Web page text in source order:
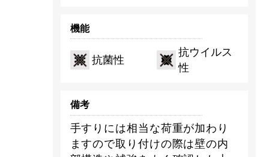
機能
抗菌性
抗ウイルス
性
備考
手すりには相当な荷重が加わり
ますので取り付けの際は壁の内